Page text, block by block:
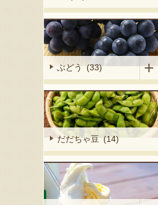
ぶどう (33)
だだちゃ豆 (14)